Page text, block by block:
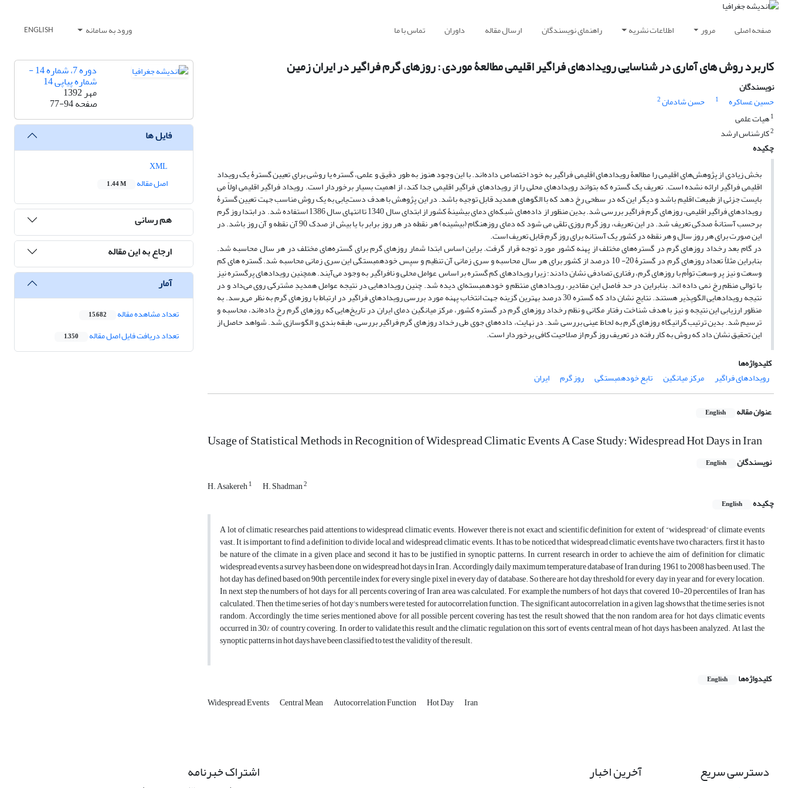
صفحه اصلی مرور اطلاعات نشریه راهنمای نویسندگان ارسال مقاله داوران تماس با ما ورود به سامانه ENGLISH
کاربرد روش های آماری در شناسایی رویدادهای فراگیر اقلیمی مطالعۀ موردی : روزهای گرم فراگیر در ایران زمین
نویسندگان
حسین عساکره
1 حسن شادمان2
1هیات علمی
2کارشناس ارشد
چکیده
بخش زیادی از پژوهش‌های اقلیمی را مطالعۀ رویدادهای اقلیمی فراگیر به خود اختصاص داده‌اند. با این وجود هنوز به طور دقیق و علمی، گستره یا روشی برای تعیین گسترۀ یک رویداد
اقلیمی فراگیر ارائه نشده است. تعریف یک گستره که بتواند رویدادهای محلی را از رویدادهای فراگیر اقلیمی جدا کند، از اهمیت بسیار برخوردار است. رویداد فراگیر اقلیمی اولاً می
بایست جزئی از طبیعت اقلیم باشد و دیگر این که در سطحی رخ دهد که با الگوهای همدید قابل توجیه باشد. در این پژوهش با هدف دست‌یابی به یک روش مناسب جهت تعیین گسترۀ
رویداد‌های فراگیر اقلیمی، روزهای گرم فراگیر بررسی شد. بدین منظور از داده‌های شبکه‌ای دمای بیشینۀ کشور از ابتدای سال 1340 تا انتهای سال 1386 استفاده شد. در ابتدا روز گرم
برحسب آستانۀ صدکی تعریف شد. در این تعریف، روز گرم روزی تلقی می شود که دمای روزهنگام (بیشینه) هر نقطه در هر روز برابر با یا بیش از صدک 90 آن نقطه و آن روز باشد. در
این صورت برای هر روز سال و هر نقطه در کشور یک آستانه برای روز گرم قابل تعریف است.
در گام بعد رخداد روزهای گرم در گستره‌های مختلف از پهنه کشور مورد توجه قرار گرفت. براین اساس ابتدا شمار روزهای گرم برای گستره‌های مختلف در هر سال محاسبه شد.
بنابراین مثلاً تعداد روزهای گرم در گسترۀ 20- 10 درصد از کشور برای هر سال محاسبه و سری زمانی آن تنظیم و سپس خودهمبستگی این سری زمانی محاسبه شد. گستره های کم‌
وسعت و نیز پر وسعتِ توأم با روزهای گرم، رفتاری تصادفی نشان دادند؛ زیرا رویدادهای کم گستره بر اساس عوامل محلی و نافراگیر به وجود می‌آیند. همچنین رویدادهای پرگستره نیز
با توالی منظم رخ نمی داده اند. بنابراین در حد فاصل این مقادیر، رویدادهای منتظم و خودهمبسته‌ای دیده شد. چنین رویدادهایی در نتیجه عوامل همدیدِ مشترکی روی می‌داد و در
نتیجه رویدادهایی الگوپذیر هستند. نتایج نشان داد که گستره 30 درصد بهترین گزینه جهت انتخاب پهنه مورد بررسی رویدادهای فراگیر در ارتباط با روزهای گرم به نظر می‌رسد. به
منظور ارزیابی این نتیجه و نیز با هدف شناخت رفتار مکانی و نظم رخداد روزهای گرم در گستره کشور، مرکز میانگین دمای ایران در تاریخ‌هایی که روزهای گرم رخ داده‌اند، محاسبه و
ترسیم شد. بدین ترتیب گرانیگاه روزهای گرم به لحاظ عینی بررسی شد. در نهایت، داده‌های جوی طی رخداد روزهای گرم فراگیر بررسی، طبقه بندی و الگوسازی شد. شواهد حاصل از
این تحقیق نشان داد که روش به کار رفته در تعریف روز گرم از صلاحیت کافی برخوردار است.
کلیدواژه‌ها
رویدادهای فراگیر
مرکز میانگین تابع خودهمبستگی روز گرم ایران
عنوان مقاله English
Usage of Statistical Methods in Recognition of Widespread Climatic Events A Case Study: Widespread Hot Days in Iran
نویسندگان English
H. Asakereh1 H. Shadman2
چکیده English
A lot of climatic researches paid attentions to widespread climatic events. However there is not exact and scientific definition for extent of “widespread” of climate events
vast. It is important to find a definition to divide local and widespread climatic events. It has to be noticed that widespread climatic events have two characters; first it has to
be nature of the climate in a given place and second it has to be justified in synoptic patterns. In current research in order to achieve the aim of definition for climatic
widespread events a survey has been done on widespread hot days in Iran. Accordingly daily maximum temperature database of Iran during 1961 to 2008 has been used. The
hot day has defined based on 90th percentile index for every single pixel in every day of database. So there are hot day threshold for every day in year and for every location.
In next step the numbers of hot days for all percents covering of Iran area was calculated. For example the numbers of hot days that covered 10-20 percentiles of Iran has
calculated. Then the time series of hot day’s numbers were tested for autocorrelation function. The significant autocorrelation in a given lag shows that the time series is not
random. Accordingly the time series mentioned above for all possible percent covering has test, the result showed that the non random area for hot days climatic events
occurred in 30% of country covering. In order to validate this result and the climatic regulation on this sort of events central mean of hot days has been analyzed. At last the
synoptic patterns in hot days have been classified to test the validity of the result.
کلیدواژه‌ها English
Widespread Events Central Mean Autocorrelation Function Hot Day Iran
دوره 7، شماره 14 -
شماره پیاپی 14
مهر 1392
صفحه77-94
فایل ها
اصل مقاله
1.44 M
هم رسانی
ارجاع به این مقاله
آمار
تعداد مشاهده مقاله 15,682
تعداد دریافت فایل اصل مقاله 1,350
دسترسی سریع آخرین اخبار اشتراک خبرنامه